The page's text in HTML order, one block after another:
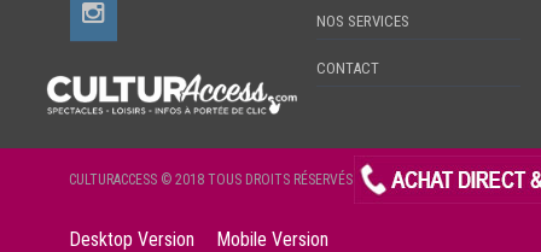
NOS SERVICES
CONTACT
CULTURACCESS © 2018 TOUS DROITS RÉSERVÉS
Desktop Version Mobile Version